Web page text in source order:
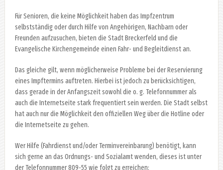
Für Senioren, die keine Möglichkeit haben das Impfzentrum
selbstständig oder durch Hilfe von Angehörigen, Nachbarn oder
Freunden aufzusuchen, bieten die Stadt Breckerfeld und die
Evangelische Kirchengemeinde einen Fahr- und Begleitdienst an.
Das gleiche gilt, wenn möglicherweise Probleme bei der Reservierung
eines Impftermins auftreten. Hierbei ist jedoch zu berücksichtigen,
dass gerade in der Anfangszeit sowohl die o. g. Telefonnummer als
auch die Internetseite stark frequentiert sein werden. Die Stadt selbst
hat auch nur die Möglichkeit den offiziellen Weg über die Hotline oder
die Internetseite zu gehen.
Wer Hilfe (Fahrdienst und/oder Terminvereinbarung) benötigt, kann
sich gerne an das Ordnungs- und Sozialamt wenden, dieses ist unter
der Telefonnummer 809-55 wie folgt zu erreichen: